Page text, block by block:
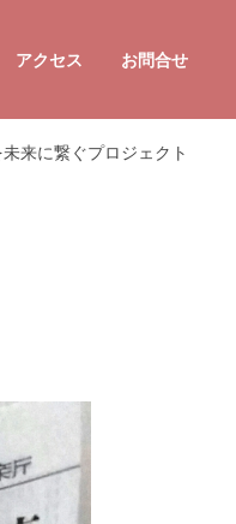
アクセス お問合せ
来に繋ぐプロジェクト